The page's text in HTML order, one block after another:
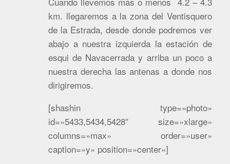
km. llegaremos a la zona del Ventisquero
de la Estrada, desde donde podremos ver
abajo a nuestra izquierda la estación de
esqui de Navacerrada y arriba un poco a
nuestra derecha las antenas a donde nos
dirigiremos.
[shashin type=»photo»
id=»5433,5434,5428″ size=»xlarge»
columns=»max» order=»user»
caption=»y» position=»center»]